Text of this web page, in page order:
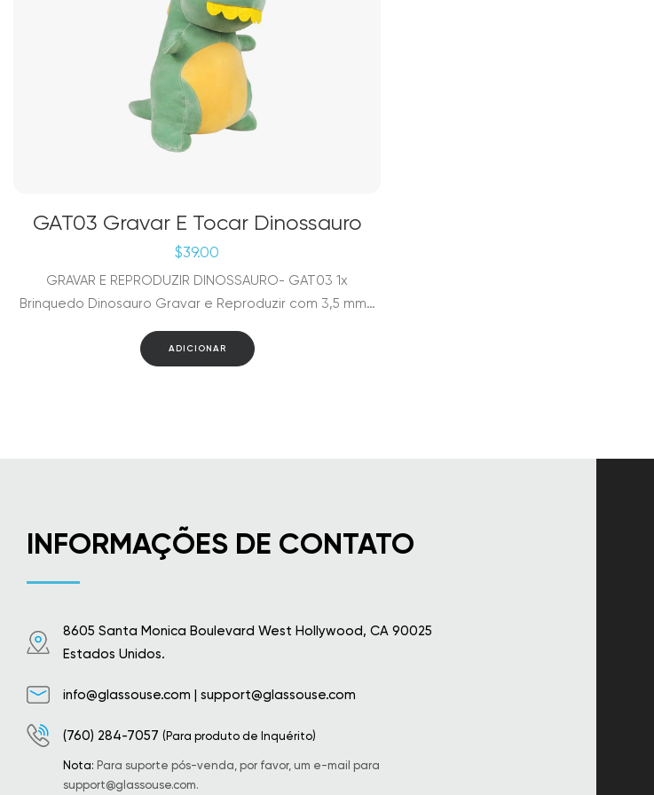
GAT03 Gravar E Tocar Dinossauro
$39.00
GRAVAR E REPRODUZIR DINOSSAURO- GAT03 1x
Brinquedo Dinosauro Gravar e Reproduzir com 3,5 mm…
ADICIONAR
INFORMAÇÕES DE CONTATO
8605 Santa Monica Boulevard West Hollywood, CA 90025
Estados Unidos.
info@glassouse.com | support@glassouse.com
(760) 284-7057 (Para produto de Inquérito)
Nota: Para suporte pós-venda, por favor, um e-mail para
support@glassouse.com.